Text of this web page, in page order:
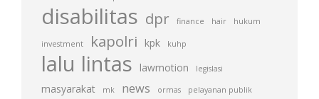
disabilitas dpr finance hair hukum
investment kapolri kpk kuhp
lalu lintas lawmotion legislasi
masyarakat mk news ormas pelayanan publik